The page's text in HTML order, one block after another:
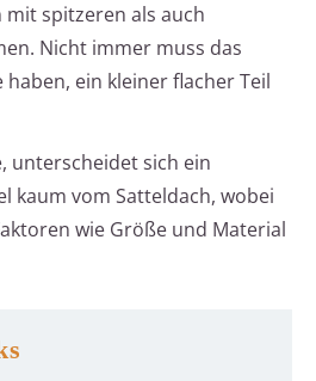
spitzeren als auch
Nicht immer muss das
haben, ein kleiner flacher Teil
unterscheidet sich ein
kaum vom Satteldach, wobei
wie Größe und Material